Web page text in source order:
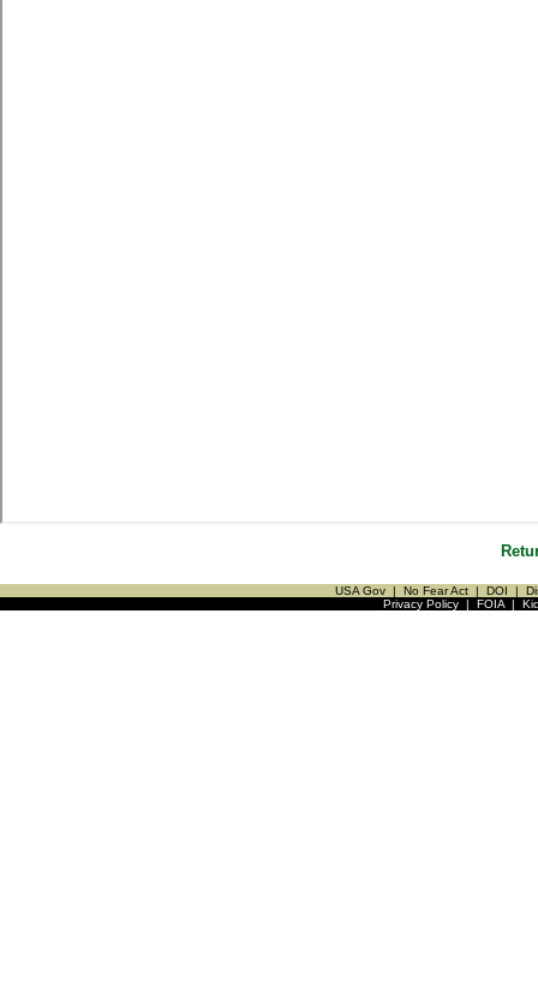
USA Gov | No Fear Act | DOI |
Privacy Policy| FOIA|